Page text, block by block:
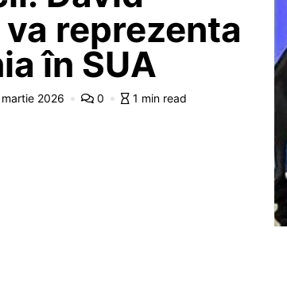
reprezenta
în SUA
2026 0 1 min read